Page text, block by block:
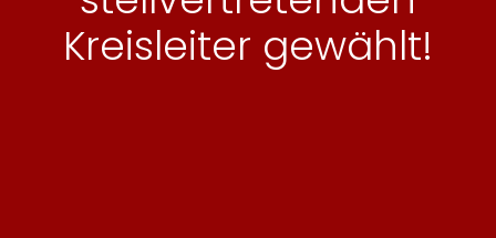
Kreisleiter gewählt!